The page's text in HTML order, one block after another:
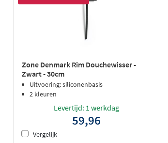
Zone Denmark Rim Douchewisser -
Zwart - 30cm
Uitvoering: siliconenbasis
2 kleuren
Levertijd: 1 werkdag
59,96
Vergelijk